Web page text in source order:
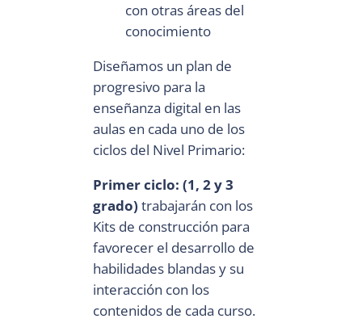
con otras áreas del
conocimiento
Diseñamos un plan de
progresivo para la
enseñanza digital en las
aulas en cada uno de los
ciclos del Nivel Primario:
Primer ciclo: (1, 2 y 3
grado)trabajarán con los
Kits de construcción para
favorecer el desarrollo de
habilidades blandas y su
interacción con los
contenidos de cada curso.